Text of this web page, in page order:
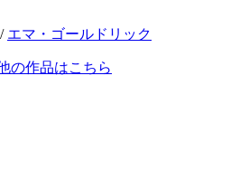
/ エマ・ゴールドリック
の作品はこちら